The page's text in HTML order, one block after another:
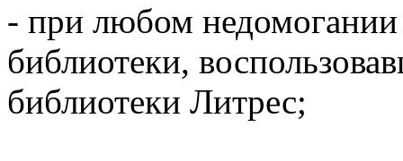
- при любом недомогании
библиотеки,
библиотеки Литрес;